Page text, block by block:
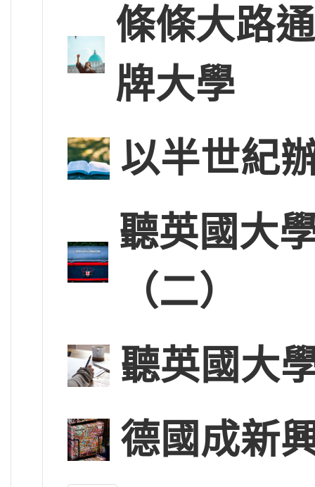
條條大路
牌大學
以半世紀
聽英國大
（二）
聽英國大
德國成新